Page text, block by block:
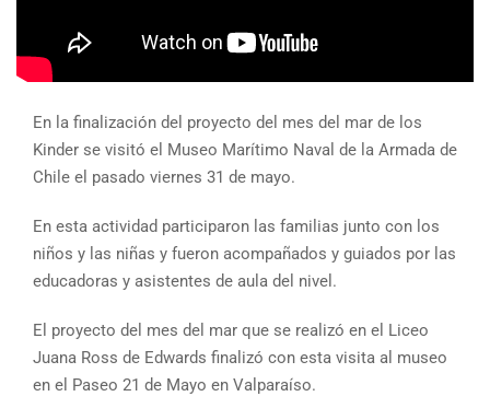
En la finalización del proyecto del mes del mar de los
Kinder se visitó el Museo Marítimo Naval de la Armada de
Chile el pasado viernes 31 de mayo.
En esta actividad participaron las familias junto con los
niños y las niñas y fueron acompañados y guiados por las
educadoras y asistentes de aula del nivel.
El proyecto del mes del mar que se realizó en el Liceo
Juana Ross de Edwards finalizó con esta visita al museo
en el Paseo 21 de Mayo en Valparaíso.